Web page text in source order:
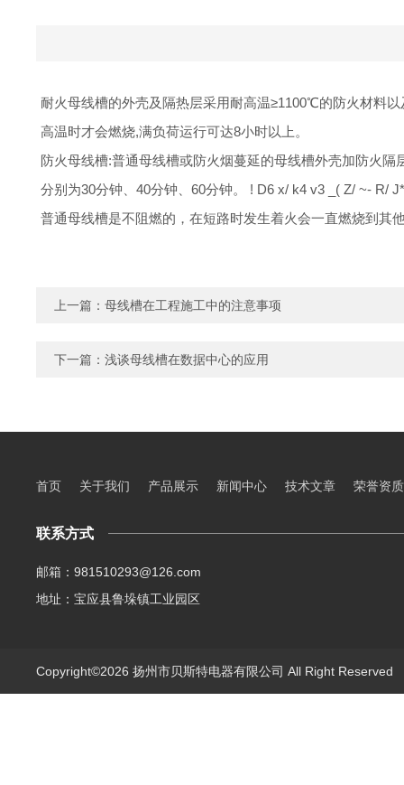
耐火母线槽的外壳及隔热层采用耐高温≥1100℃的防火材料
高温时才会燃烧,满负荷运行可达8小时以上。
防火母线槽:普通母线槽或防火烟蔓延的母线槽外壳加防火
分别为30分钟、40分钟、60分钟。 ! D6 x/ k4 v3 _( Z/ ~- R/
普通母线槽是不阻燃的，在短路时发生着火会一直燃烧到其
上一篇： 母线槽在工程施工中的注意事项
下一篇： 浅谈母线槽在数据中心的应用
首页 关于我们 产品展示 新闻中心 技术文章 荣誉资质
联系方式
邮箱：981510293@126.com
地址：宝应县鲁垛镇工业园区
Copyright©2026 扬州市贝斯特电器有限公司 All Right